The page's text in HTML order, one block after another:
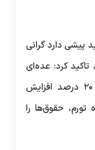
پیشی دارد گرانی
تاکید کرد: عده‌ای
می‌گویند وقتی تورم ۴۰ درصد است چرا حقوق‌ها ۲۰ درصد افزایش
تورم، حقوق‌ها را